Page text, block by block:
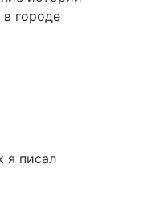
городе
я писал